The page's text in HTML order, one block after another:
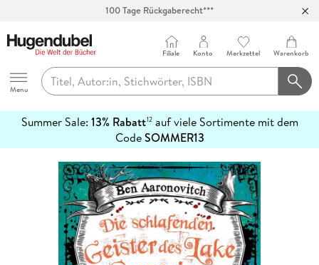
100 Tage Rückgaberecht***
Hugendubel
Menu
Filiale Konto Merkzettel Warenkorb
Summer Sale: 13% Rabatt12auf viele Sortimente mit dem
CodeSOMMER13
erfahren